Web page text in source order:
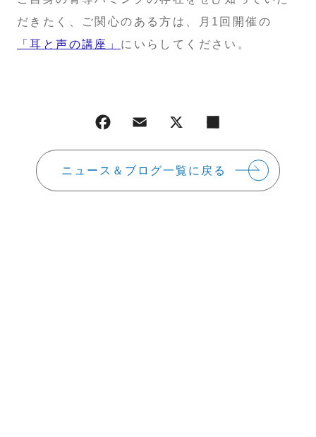
だきたく、ご関心のある方は、月1回開催の
「耳と声の講座」 にいらしてください。
ニュース＆ブログ一覧に戻る